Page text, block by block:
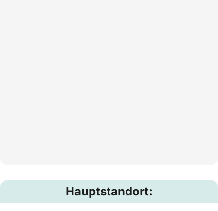
Hauptstandort: